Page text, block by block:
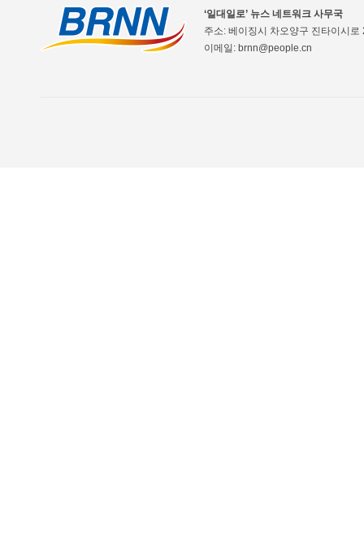
‘일대일로’ 뉴스 네트워크 사무국
주소: 베이징시 차오양구 진타이시
이메일: brnn@people.cn